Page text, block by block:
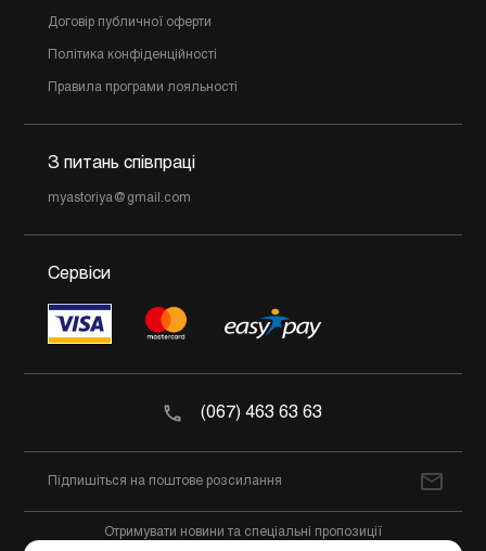
Договір публичної оферти
Політика конфіденційності
Правила програми лояльності
З питань співпраці
myastoriya@gmail.com
Сервіси
(067) 463 63 63
Отримувати новини та спеціальні пропозиції